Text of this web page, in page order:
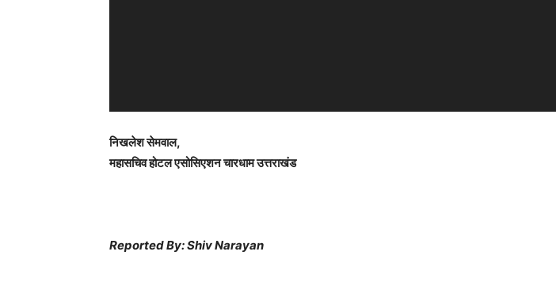
निखलेश सेमवाल,
महासचिव होटल एसोसिएशन चारधाम उत्तराखंड
Reported By: Shiv Narayan